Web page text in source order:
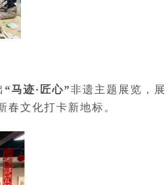
“马迹·匠心”非遗主题展览，展
春文化打卡新地标。